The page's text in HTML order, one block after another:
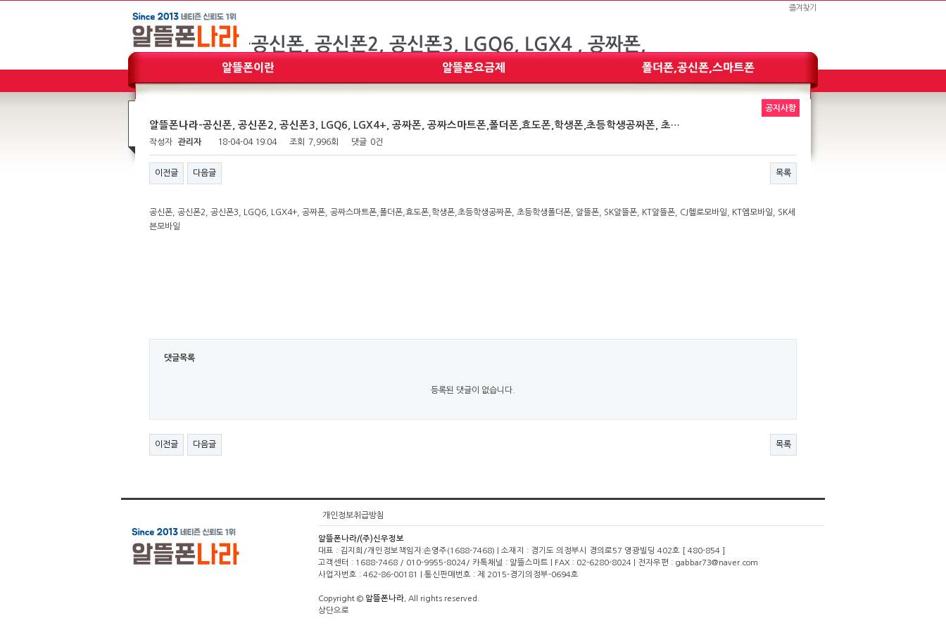
즐겨찾기
공지사항
알뜰폰나라-공신폰, 공신폰2, 공신폰3, LGQ6, LGX4+, 공짜폰, 공짜스마트폰,폴더폰,효도폰,학생폰,초등학생공짜폰, 초…
작성자 관리자 18-04-04 19:04 조회 7,996회 댓글 0건
이전글 다음글 목록
공신폰, 공신폰2, 공신폰3, LGQ6, LGX4+, 공짜폰, 공짜스마트폰,폴더폰,효도폰,학생폰,초등학생공짜폰, 초등학생폴더폰, 알뜰폰, SK알뜰폰, KT알뜰폰, CJ헬로모바일, KT엠모바일, SK세
븐모바일
댓글목록
등록된 댓글이 없습니다.
이전글 다음글 목록
개인정보취급방침
알뜰폰나라/(주)신우정보
대표 : 김지희/개인정보책임자:손영주(1688-7468) | 소재지 : 경기도 의정부시 경의로57 영광빌딩 402호 [ 480-854 ]
고객센터 : 1688-7468 / 010-9955-8024/ 카톡채널 : 알뜰스마트 | FAX : 02-6280-8024 | 전자우편 : gabbar73@naver.com
사업자번호 : 462-86-00181 | 통신판매번호 : 제 2015-경기의정부-0694호
Copyright © 알뜰폰나라. All rights reserved.
상단으로